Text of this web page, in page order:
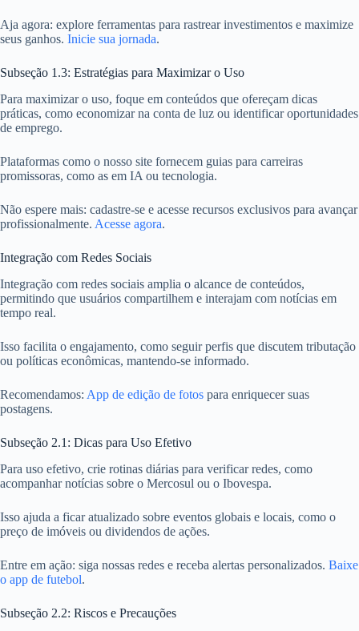
Aja agora: explore ferramentas para rastrear investimentos e maximize
seus ganhos. Inicie sua jornada.
Subseção 1.3: Estratégias para Maximizar o Uso
Para maximizar o uso, foque em conteúdos que ofereçam dicas
práticas, como economizar na conta de luz ou identificar oportunidades
de emprego.
Plataformas como o nosso site fornecem guias para carreiras
promissoras, como as em IA ou tecnologia.
Não espere mais: cadastre-se e acesse recursos exclusivos para avançar
profissionalmente. Acesse agora.
Integração com Redes Sociais
Integração com redes sociais amplia o alcance de conteúdos,
permitindo que usuários compartilhem e interajam com notícias em
tempo real.
Isso facilita o engajamento, como seguir perfis que discutem tributação
ou políticas econômicas, mantendo-se informado.
Recomendamos: App de edição de fotos para enriquecer suas
postagens.
Subseção 2.1: Dicas para Uso Efetivo
Para uso efetivo, crie rotinas diárias para verificar redes, como
acompanhar notícias sobre o Mercosul ou o Ibovespa.
Isso ajuda a ficar atualizado sobre eventos globais e locais, como o
preço de imóveis ou dividendos de ações.
Entre em ação: siga nossas redes e receba alertas personalizados. Baixe
o app de futebol.
Subseção 2.2: Riscos e Precauções